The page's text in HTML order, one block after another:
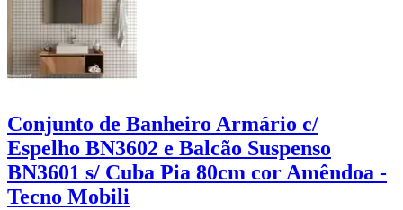
Conjunto de Banheiro Armário c/
Espelho BN3602 e Balcão Suspenso
BN3601 s/ Cuba Pia 80cm cor Amêndoa -
Tecno Mobili